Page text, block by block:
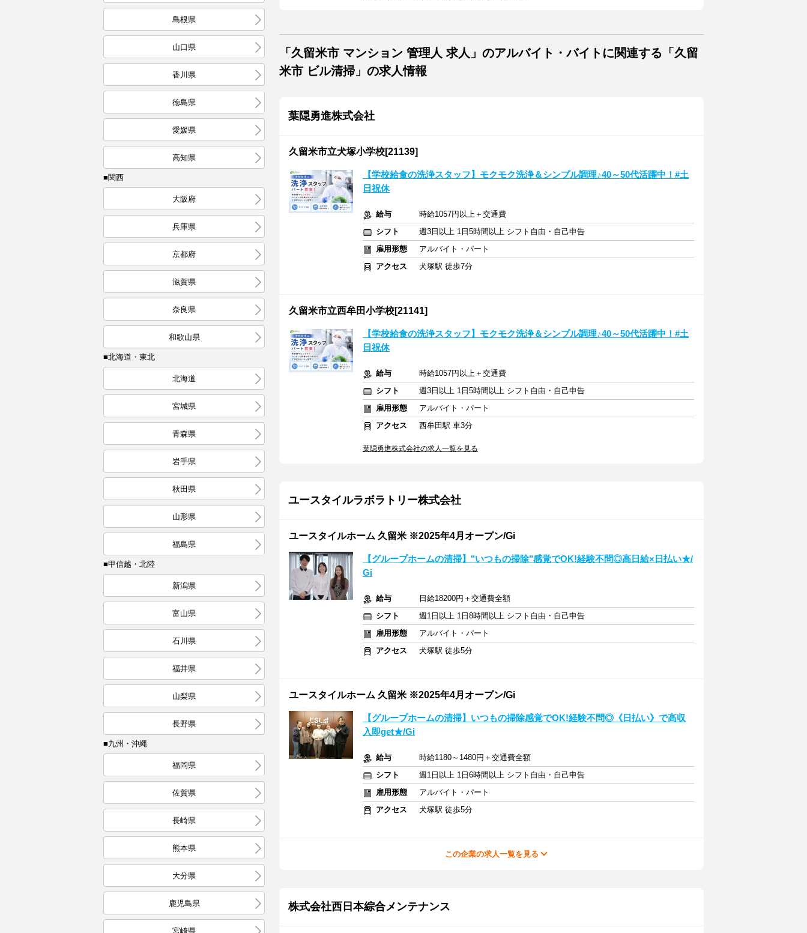
島根県
山口県
香川県
徳島県
愛媛県
高知県
■関西
大阪府
兵庫県
京都府
滋賀県
奈良県
和歌山県
■北海道・東北
北海道
宮城県
青森県
岩手県
秋田県
山形県
福島県
■甲信越・北陸
新潟県
富山県
石川県
福井県
山梨県
長野県
■九州・沖縄
福岡県
佐賀県
長崎県
熊本県
大分県
鹿児島県
宮崎県
「久留米市 マンション 管理人 求人」のアルバイト・バイトに関連する「久留
米市 ビル清掃」の求人情報
葉隠勇進株式会社
久留米市立犬塚小学校[21139]
【学校給食の洗浄スタッフ】モクモク洗浄＆シンプル調理♪40～50代活躍中！#土
日祝休
給与
時給1057円以上＋交通費
シフト
週3日以上 1日5時間以上 シフト自由・自己申告
雇用形態
アルバイト・パート
アクセス
犬塚駅 徒歩7分
久留米市立西牟田小学校[21141]
【学校給食の洗浄スタッフ】モクモク洗浄＆シンプル調理♪40～50代活躍中！#土
日祝休
給与
時給1057円以上＋交通費
シフト
週3日以上 1日5時間以上 シフト自由・自己申告
雇用形態
アルバイト・パート
アクセス
西牟田駅 車3分
葉隠勇進株式会社の求人一覧を見る
ユースタイルラボラトリー株式会社
ユースタイルホーム 久留米 ※2025年4月オープン/Gi
【グループホームの清掃】"いつもの掃除"感覚でOK!経験不問◎高日給×日払い★/
Gi
給与
日給18200円＋交通費全額
シフト
週1日以上 1日8時間以上 シフト自由・自己申告
雇用形態
アルバイト・パート
アクセス
犬塚駅 徒歩5分
ユースタイルホーム 久留米 ※2025年4月オープン/Gi
【グループホームの清掃】いつもの掃除感覚でOK!経験不問◎《日払い》で高収
入即get★/Gi
給与
時給1180～1480円＋交通費全額
シフト
週1日以上 1日6時間以上 シフト自由・自己申告
雇用形態
アルバイト・パート
アクセス
犬塚駅 徒歩5分
この企業の求人一覧を見る
株式会社西日本綜合メンテナンス